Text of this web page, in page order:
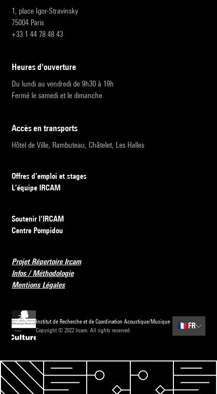
1, place Igor-Stravinsky
75004 Paris
+33 1 44 78 48 43
heures d'ouverture
Du lundi au vendredi de 9h30 à 19h
Fermé le samedi et le dimanche
accès en transports
Hôtel de Ville, Rambuteau, Châtelet, Les Halles
Offres d’emploi et stages
L’équipe IRCAM
Soutenir l’IRCAM
Centre Pompidou
Projet Répertoire Ircam
Infos / Méthodologie
Mentions Légales
Institut de Recherche et de Coordination Acoustique/Musique
Copyright © 2022 Ircam. All rights reserved.
🇫🇷 FR